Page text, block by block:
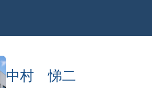
中村 悌二